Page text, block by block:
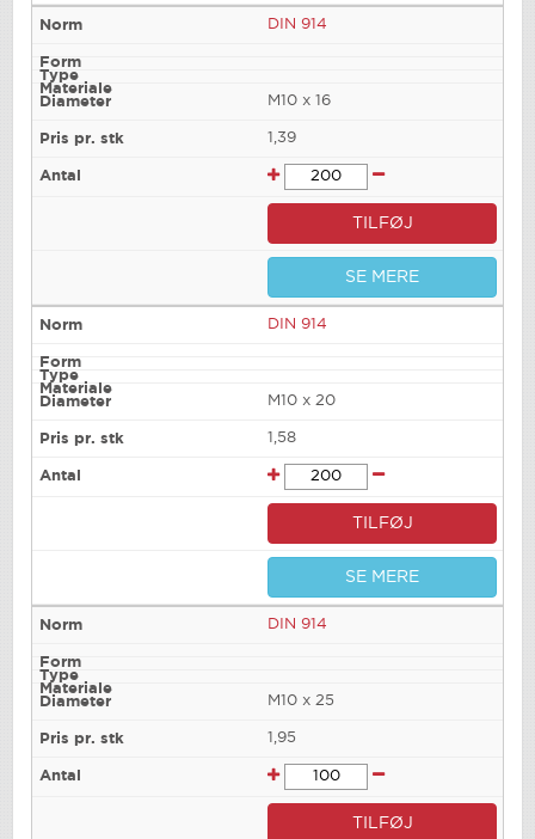
DIN 914
M10 x 16
1,39
TILFØJ
SE MERE
DIN 914
M10 x 20
1,58
TILFØJ
SE MERE
DIN 914
M10 x 25
1,95
TILFØJ